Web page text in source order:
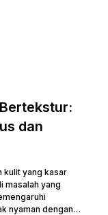
yang sesuai
dan
kulit yang kasar
masalah yang
nyaman dengan